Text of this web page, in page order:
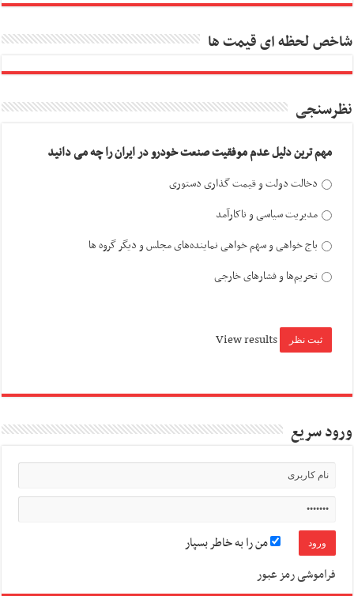
شاخص لحظه ای قیمت ها
نظرسنجی
مهم ترین دلیل عدم موفقیت صنعت خودرو در ایران را چه می دانید
دخالت دولت و قیمت گذاری دستوری
مدیریت سیاسی و ناکارآمد
باج خواهی و سهم خواهی نماینده‌های مجلس و دیگر گروه ها
تحریم‌ها و فشارهای خارجی
View results
ورود سریع
من را به خاطر بسپار
فراموشی رمز عبور